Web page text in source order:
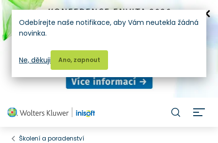
Školení a poradenství
Odebírejte naše notifikace, aby Vám neutekla žádná
novinka.
Ano, zapnout
Ne, děkuji